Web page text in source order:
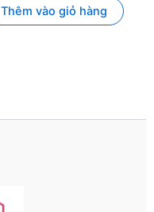
Thêm vào giỏ hàng